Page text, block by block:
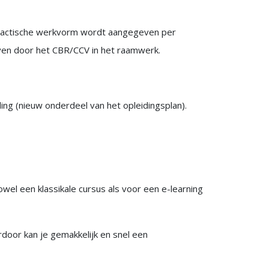
werkvorm wordt aangegeven per
door het CBR/CCV in het raamwerk.
(nieuw onderdeel van het opleidingsplan).
een klassikale cursus als voor een e-learning
kan je gemakkelijk en snel een